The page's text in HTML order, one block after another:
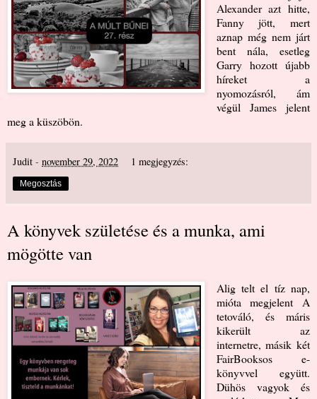
Alexander azt hitte,
Fanny jött, mert
aznap még nem járt
bent nála, esetleg
Garry hozott újabb
híreket a
nyomozásról, ám
végül James jelent
meg a küszöbön.
Judit - november 29, 2022 1 megjegyzés:
Megosztás
A könyvek születése és a munka, ami
mögötte van
Alig telt el tíz nap,
mióta megjelent A
tetováló, és máris
kikerült az
internetre, másik két
FairBooksos e-
könyvvel együtt.
Dühös vagyok és